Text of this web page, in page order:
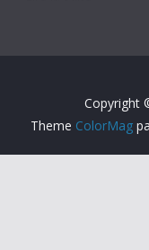
Copyright
Theme ColorMag